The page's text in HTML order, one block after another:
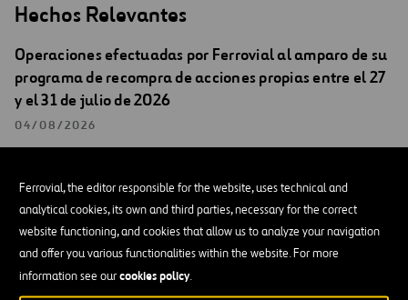
Ferrovial, the editor responsible for the website, uses technical and
analytical cookies, its own and third parties, necessary for the correct
website functioning, and cookies that allow us to analyze your navigation
and offer you various functionalities within the website. For more
information see ourcookies policy.
Hechos Relevantes
Operaciones efectuadas por Ferrovial al amparo de su
programa de recompra de acciones propias entre el 27
y el 31 de julio de 2026
04/08/2026
Ferrovial remite una versión actualizada de la
presentación para inversores de fecha 08/05 y nº
Registro 40749 que corrige errores en la inversión en
407 ETR (diapositiva 27) y los vencimientos de deuda de